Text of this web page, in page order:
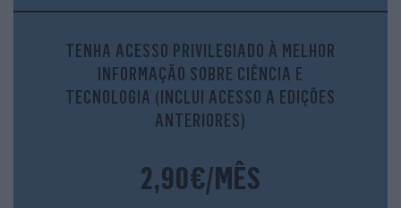
Exoprimalé um daqueles casos em que primeiro
estranha-se… e depois entranha-se. À medida que vamos
acumulando horas de jogo, começamos a perceber
melhor as peças que levam a esta história rocambolesca
infelizmente, que o jogo em si pouco faz para ser
amigável do utilizador num primeiro contacto, o que pode
TENHA ACESSO PRIVILEGIADO À MELHOR
INFORMAÇÃO SOBRE CIÊNCIA E
TECNOLOGIA (INCLUI ACESSO A EDIÇÕES
ANTERIORES)
2,90€/MÊS